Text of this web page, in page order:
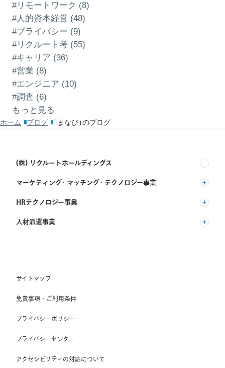
#リモートワーク (8)
#人的資本経営 (48)
#プライバシー (9)
#リクルート考 (55)
#キャリア (36)
#営業 (8)
#エンジニア (10)
#調査 (6)
もっと見る
ホーム ブログ 「まなび」のブログ
(株) リクルートホールディングス
マーケティング・マッチング・テクノロジー事業
(株) リクルート
HRテクノロジー事業
(株) インディードリクルートパートナーズ
Indeed, Inc.
人材派遣事業
(株) スタッフサービス・ホールディングス
Unique NV
Staffmark Group, LLC
サイトマップ
免責事項・ご利用条件
プライバシーポリシー
プライバシーセンター
アクセシビリティの対応について